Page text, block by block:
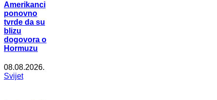
Amerikanci
ponovno
tvrde da su
blizu
dogovora o
Hormuzu
08.08.2026.
Svijet